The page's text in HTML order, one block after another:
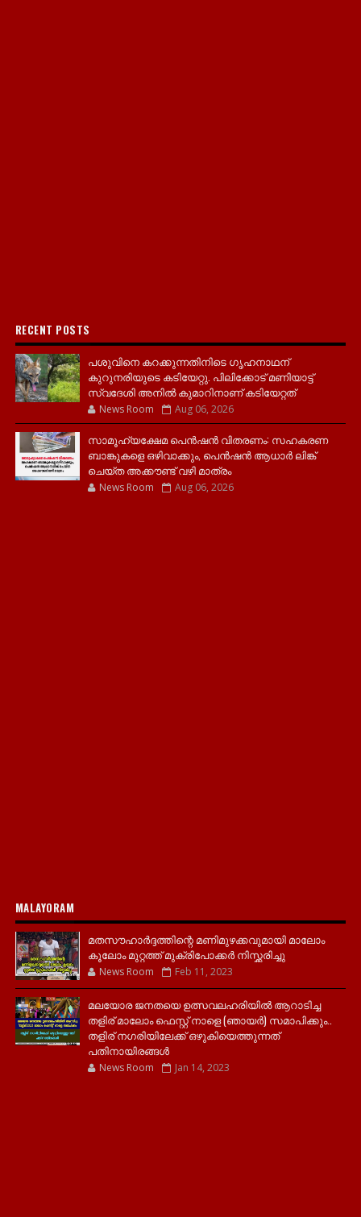
RECENT POSTS
പശുവിനെ കറക്കുന്നതിനിടെ ഗൃഹനാഥന്
കുറുനരിയുടെ കടിയേറ്റു. പിലിക്കോട് മണിയാട്ട്
സ്വദേശി അനിൽ കുമാറിനാണ് കടിയേറ്റത്
News Room Aug 06, 2026
സാമൂ​ഹ്യക്ഷേമ പെൻഷൻ വിതരണം: സഹകരണ
ബാങ്കുകളെ ഒഴിവാക്കും, പെൻഷൻ ആധാർ‌ ലിങ്ക്
ചെയ്ത അക്കൗണ്ട് വഴി മാത്രം
News Room Aug 06, 2026
MALAYORAM
മതസൗഹാർദ്ദത്തിന്റെ മണിമുഴക്കവുമായി മാലോം
കൂലോം മുറ്റത്ത് മുക്രിപോക്കർ നിസ്ക്കരിച്ചു
News Room Feb 11, 2023
മലയോര ജനതയെ ഉത്സവലഹരിയിൽ ആറാടിച്ച
തളിര് മാലോം ഫെസ്റ്റ് നാളെ (ഞായർ) സമാപിക്കും..
തളിര് നഗരിയിലേക്ക് ഒഴുകിയെത്തുന്നത്
പതിനായിരങ്ങൾ
News Room Jan 14, 2023